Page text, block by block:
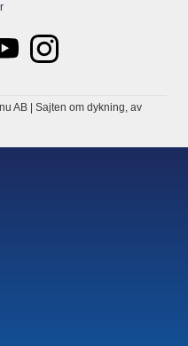
AB | Sajten om dykning, av